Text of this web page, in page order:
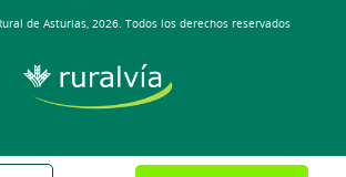
de Asturias, 2026. Todos los derechos reservados